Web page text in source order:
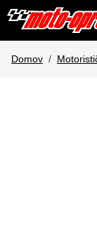
Domov